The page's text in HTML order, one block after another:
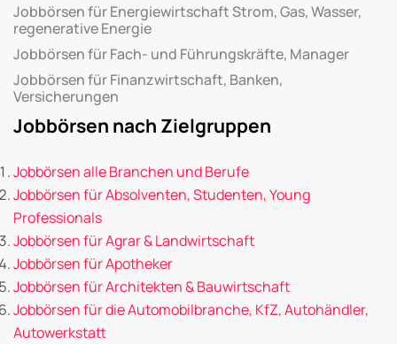
Jobbörsen für Energiewirtschaft Strom, Gas, Wasser,
regenerative Energie
Jobbörsen für Fach- und Führungskräfte, Manager
Jobbörsen für Finanzwirtschaft, Banken,
Versicherungen
Jobbörsen nach Zielgruppen
Jobbörsen alle Branchen und Berufe
Jobbörsen für Absolventen, Studenten, Young
Professionals
Jobbörsen für Agrar & Landwirtschaft
Jobbörsen für Apotheker
Jobbörsen für Architekten & Bauwirtschaft
Jobbörsen für die Automobilbranche, KfZ, Autohändler,
Autowerkstatt